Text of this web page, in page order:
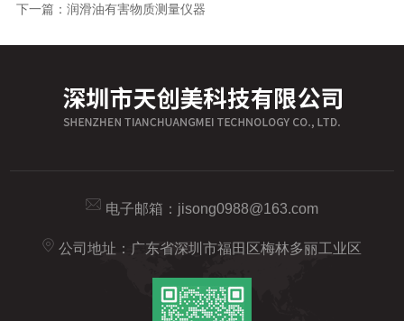
下一篇： 润滑油有害物质测量仪器
电子邮箱： jisong0988@163.com
公司地址：广东省深圳市福田区梅林多丽工业区